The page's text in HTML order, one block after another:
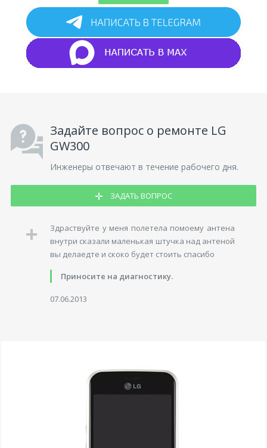
Задайте вопрос о ремонте LG
GW300
Инженеры отвечают в течение рабочего дня.
ЗАДАТЬ ВОПРОС
Здраствуйте у меня полетела помоему антена
внутри сказали маленькая штучка над антеной
вы делаедте и скоко будет стоить спасибо
Приносите на диагностику.
07.06.2013